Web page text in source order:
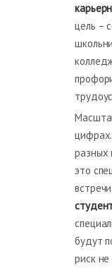
цель –
разных
это
будут
риск